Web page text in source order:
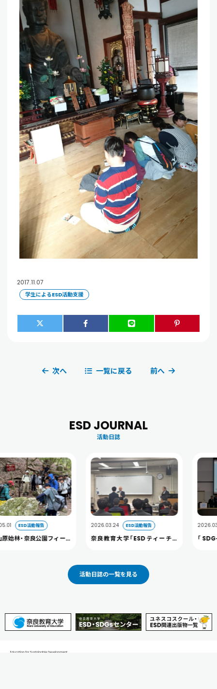
2017.11.07
学生によるESD活動支援
次へ 一覧に戻る 前へ
ESD JOURNAL
活動日誌
活動報告
良公園フィール
2026.03.24 ESD活動報告
奈良教育大学「ESDティーチャ
2026.03.13 ESD
「SDG-UP公
活動日誌の一覧を見る